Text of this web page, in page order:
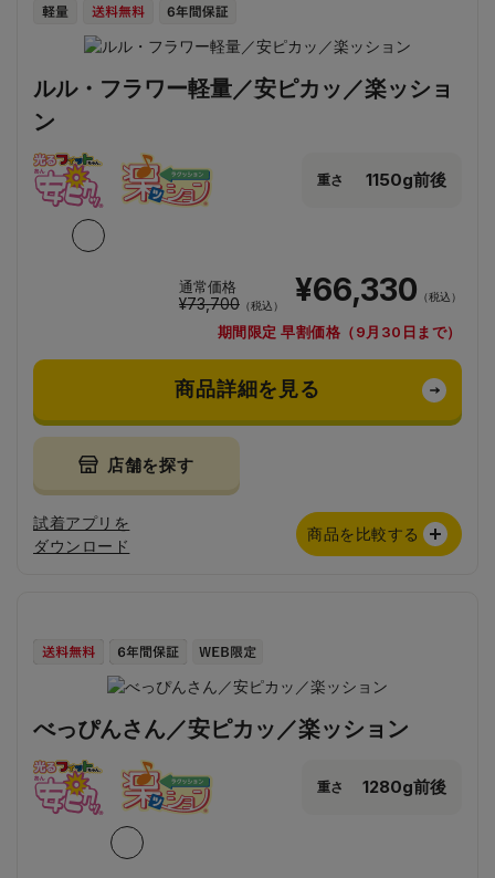
ルル・フラワー軽量／安ピカッ／楽ッショ
ン
重さ 1150g前後
通常価格
¥73,700 （税込） ¥66,330 （税込）
期間限定 早割価格（9月30日まで）
商品詳細を見る
店舗を探す
試着アプリを
ダウンロード
商品を比較する
べっぴんさん／安ピカッ／楽ッション
重さ 1280g前後